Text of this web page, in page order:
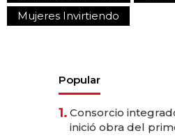
Mujeres Invirtiendo
Popular
1. Consorcio
inició obra del